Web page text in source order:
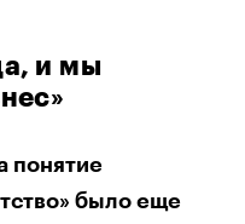
и мы
понятие
было еще